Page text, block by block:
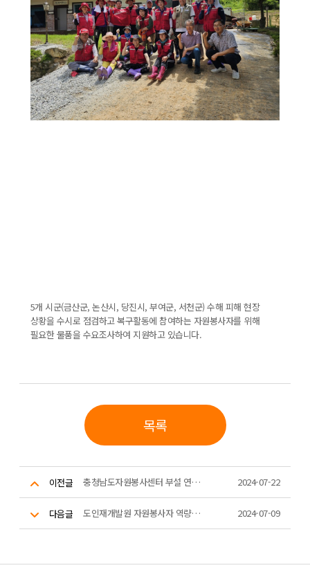
5개 시군(금산군, 논산시, 당진시, 부여군, 서천군) 수해 피해 현장
상황을 수시로 점검하고 복구활동에 참여하는 자원봉사자를 위해
필요한 물품을 수요조사하여 지원하고 있습니다.
목록
이전글 충청남도자원봉사센터 부설 연구소 3차 회의 2024-07-22
다음글 도인재개발원 자원봉사자 역량강화 교육 2024-07-09